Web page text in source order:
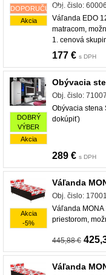
DOPORUČUJEME
Akcia
Obj. čislo:
Váľanda EDO
matracom,
1. cenová
177 € s DPH
DOBRÝ
VÝBER
Akcia
Obývacia
Obj. čislo:
Obývacia stena
dokúpiť)
289 € s DPH
Akcia
-5%
Váľanda
Obj. čislo:
Váľanda MONA
priestorom,
445,88 €
Váľanda